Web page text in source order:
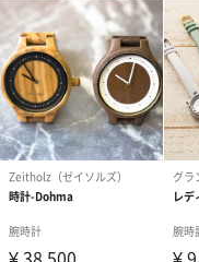
ブランド誕生の背景
きっかけは、2人の若いデ
ヒル ポートペロー通りの
チを見つけたことでした
だデザイナーたちの想い
い』とまで考えるように